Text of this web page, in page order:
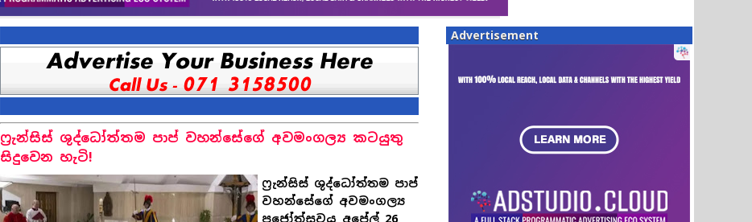
ෆ්‍රැන්සිස් ශුද්ධෝත්තම පාප් වහන්සේගේ අවමංගල්‍ය කටයුතු
සිදුවෙන හැටි!
ෆ්‍රැන්සිස් ශුද්ධෝත්තම පාප්
වහන්සේගේ අවමංගල්‍ය
පූජෝත්සවය අප්‍රේල් 26
Advertisement